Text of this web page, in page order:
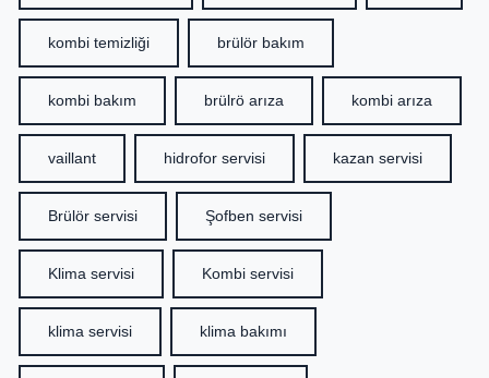
kombi temizliği brülör bakım
kombi bakım brülrö arıza kombi arıza
vaillant hidrofor servisi kazan servisi
Brülör servisi Şofben servisi
Klima servisi Kombi servisi
klima servisi klima bakımı